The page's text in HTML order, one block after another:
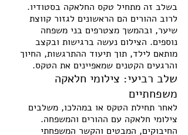
בשלב זה מתחיל טקס החלאקה בסטודיו.
לרוב ההורים הם הראשונים לגזור קווצת
שיער, ובהמשך מצטרפים בני משפחה
נוספים. הצילום נעשה ברגישות ובקצב
מותאם לילד, תוך תיעוד ההתרגשות, החיוך
והרגעים הקטנים שמאפיינים את הטקס.
שלב רביעי: צילומי חלאקה
משפחתיים
לאחר תחילת הטקס או במהלכו, משלבים
צילומי חלאקה עם ההורים והמשפחה.
החיבוקים, המבטים והקשר המשפחתי